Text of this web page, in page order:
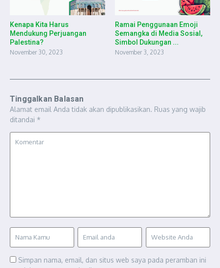
Kenapa Kita Harus
Mendukung Perjuangan
Palestina?
November 30, 2023
Ramai Penggunaan Emoji
Semangka di Media Sosial,
Simbol Dukungan ...
November 3, 2023
Tinggalkan Balasan
Alamat email Anda tidak akan dipublikasikan. Ruas yang wajib
ditandai *
Simpan nama, email, dan situs web saya pada peramban ini